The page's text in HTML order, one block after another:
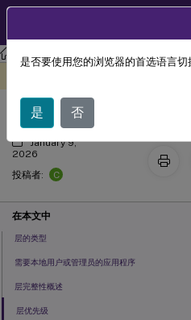
Citrix App Layering 应用分层
创建和管理层
January 9,
2026
投稿者:
C
在本文中
层的类型
需要本地用户或管理员的应用程序
层完整性概述
层优先级
是否要使用您的浏览器的首选语言切
是 否